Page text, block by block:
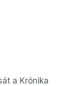
a Krónika